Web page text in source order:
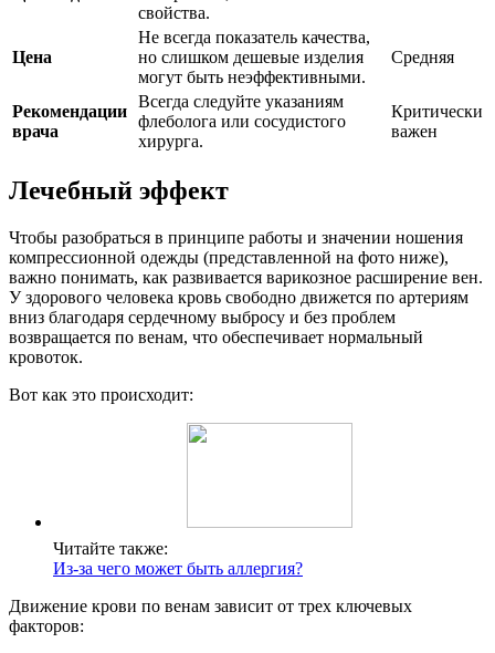
свойства.
Цена
Не всегда показатель качества,
но слишком дешевые изделия
могут быть неэффективными.
Средняя
Рекомендации
врача
Всегда следуйте указаниям
флеболога или сосудистого
хирурга.
Критически
важен
Лечебный эффект
Чтобы разобраться в принципе работы и значении ношения
компрессионной одежды (представленной на фото ниже),
важно понимать, как развивается варикозное расширение вен.
У здорового человека кровь свободно движется по артериям
вниз благодаря сердечному выбросу и без проблем
возвращается по венам, что обеспечивает нормальный
кровоток.
Вот как это происходит:
Читайте также:
Из-за чего может быть аллергия?
Движение крови по венам зависит от трех ключевых
факторов: